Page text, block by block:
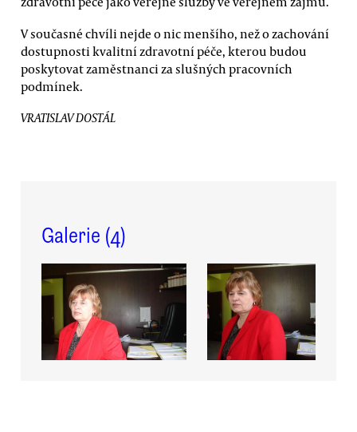
V současné chvíli nejde o nic menšího, než o zachování
dostupnosti kvalitní zdravotní péče, kterou budou
poskytovat zaměstnanci za slušných pracovních
podmínek.
VRATISLAV DOSTÁL
Galerie (4)